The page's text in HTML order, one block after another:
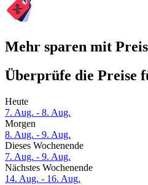
Mehr sparen mit
Überprüfe die Preise
Heute
7. Aug. - 8. Aug.
Morgen
8. Aug. - 9. Aug.
Dieses Wochenende
7. Aug. - 9. Aug.
Nächstes Wochenende
14. Aug. - 16. Aug.